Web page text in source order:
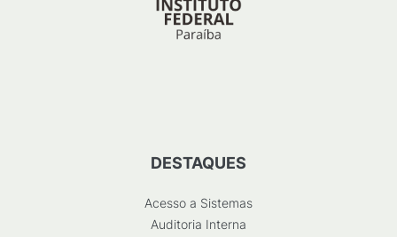
DESTAQUES
Acesso a Sistemas
Auditoria Interna